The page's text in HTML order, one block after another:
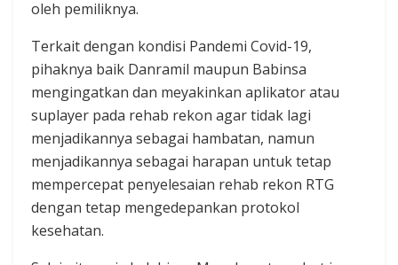
oleh pemiliknya.
Terkait dengan kondisi Pandemi Covid-19,
pihaknya baik Danramil maupun Babinsa
mengingatkan dan meyakinkan aplikator atau
suplayer pada rehab rekon agar tidak lagi
menjadikannya sebagai hambatan, namun
menjadikannya sebagai harapan untuk tetap
mempercepat penyelesaian rehab rekon RTG
dengan tetap mengedepankan protokol
kesehatan.